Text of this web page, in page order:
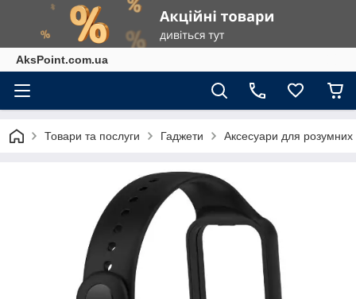
AksPoint.com.ua
Товари та послуги Гаджети Аксесуари для розумних